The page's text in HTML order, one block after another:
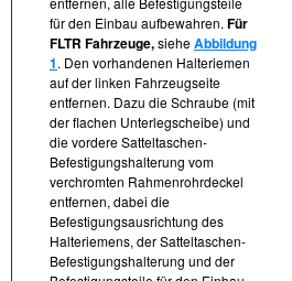
für den Einbau aufbewahren. Für
FLTR Fahrzeuge,sieheAbbildung
1. Den vorhandenen Halteriemen
auf der linken Fahrzeugseite
entfernen. Dazu die Schraube (mit
der flachen Unterlegscheibe) und
die vordere Satteltaschen-
Befestigungshalterung vom
verchromten Rahmenrohrdeckel
entfernen, dabei die
Befestigungsausrichtung des
Halteriemens, der Satteltaschen-
Befestigungshalterung und der